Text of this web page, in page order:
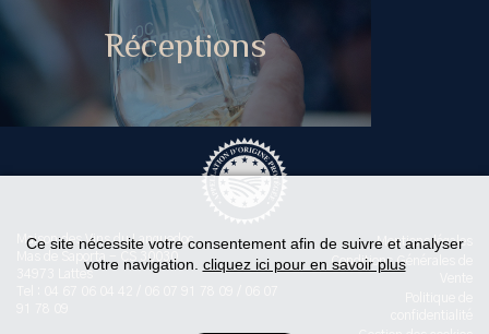
Réceptions
Maison des Vins du Languedoc
Mas de Saporta - CS 30030
34973 Lattes
Mentions légales
Conditions Générales de
Ce site nécessite votre consentement afin de suivre et analyser
votre navigation. cliquez ici pour en savoir plus